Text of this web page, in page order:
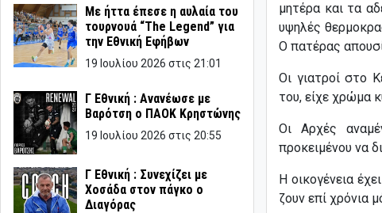
Με ήττα έπεσε η αυλαία του
τουρνουά “The Legend” για
την Εθνική Εφήβων
19 Ιουλίου 2026 στις 21:01
Γ Εθνική : Ανανέωσε με
Βαρότση ο ΠΑΟΚ Κρηστώνης
19 Ιουλίου 2026 στις 20:55
Γ Εθνική : Συνεχίζει με
Χοσάδα στον πάγκο ο
Διαγόρας
μητέρα και τα
υψηλές
Ο πατέρας
Οι γιατροί στο
του, είχε χρώμα
Οι Αρχές
προκειμένου να
Η οικογένεια
ζουν επί χρόνια